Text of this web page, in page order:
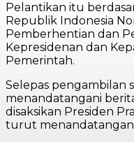
Pelantikan itu
Republik Indonesia
Pemberhentian dan
Kepresidenan dan
Pemerintah.
Selepas pengambilan
menandatangani
disaksikan Presiden
turut